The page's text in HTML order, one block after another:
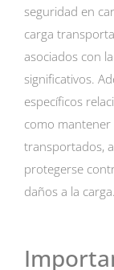
seguridad en
carga
asociados con
significativos.
específicos
como
transportados,
protegerse
daños a la carga.